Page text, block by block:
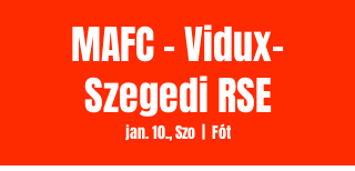
MAFC - Vidux-
Szegedi RSE
jan. 10., Szo
  |
Fót